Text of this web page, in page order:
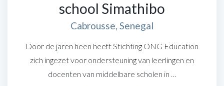
school Simathibo
Cabrousse, Senegal
Door de jaren heen heeft Stichting ONG Education
zich ingezet voor ondersteuning van leerlingen en
docenten van middelbare scholen in …